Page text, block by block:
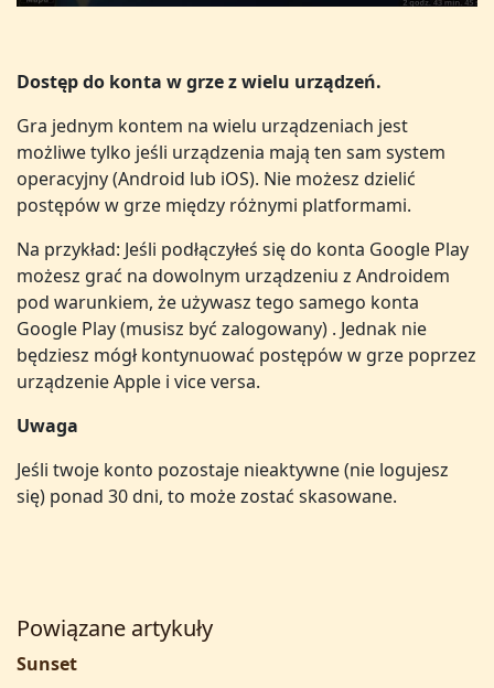
Dostęp do konta w grze z wielu urządzeń.
Gra jednym kontem na wielu urządzeniach jest
możliwe tylko jeśli urządzenia mają ten sam system
operacyjny (Android lub iOS). Nie możesz dzielić
postępów w grze między różnymi platformami.
Na przykład: Jeśli podłączyłeś się do konta Google Play
możesz grać na dowolnym urządzeniu z Androidem
pod warunkiem, że używasz tego samego konta
Google Play (musisz być zalogowany) . Jednak nie
będziesz mógł kontynuować postępów w grze poprzez
urządzenie Apple i vice versa.
Uwaga
Jeśli twoje konto pozostaje nieaktywne (nie logujesz
się) ponad 30 dni, to może zostać skasowane.
Powiązane artykuły
Sunset